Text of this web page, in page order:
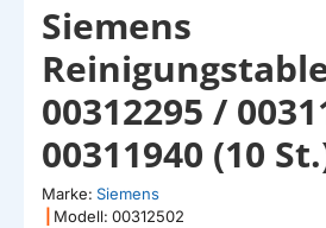
Siemens
00312295 /
00311940 (10
Marke: Siemens
Modell: 00312502